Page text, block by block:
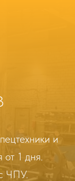
и
1 дня.
ЧПУ.